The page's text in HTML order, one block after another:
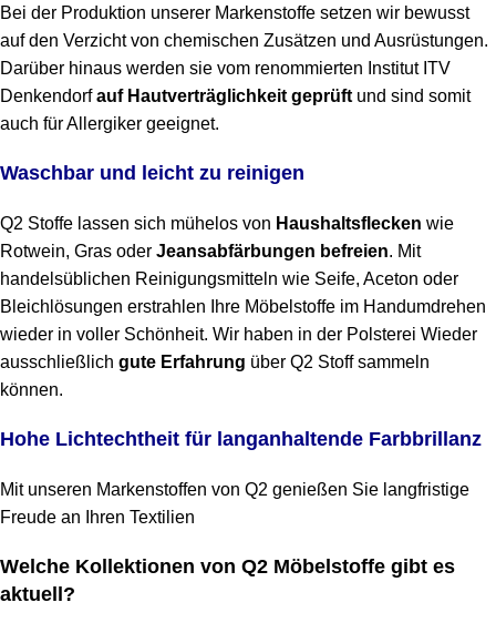
Bei der Produktion unserer Markenstoffe setzen wir bewusst
auf den Verzicht von chemischen Zusätzen und Ausrüstungen.
Darüber hinaus werden sie vom renommierten Institut ITV
Denkendorfauf Hautverträglichkeit geprüft und sind somit
auch für Allergiker geeignet.
Waschbar und leicht zu reinigen
Q2 Stoffe lassen sich mühelos von Haushaltsflecken wie
Rotwein, Gras oder Jeansabfärbungen befreien. Mit
handelsüblichen Reinigungsmitteln wie Seife, Aceton oder
Bleichlösungen erstrahlen Ihre Möbelstoffe im Handumdrehen
wieder in voller Schönheit. Wir haben in der Polsterei Wieder
ausschließlich gute Erfahrung über Q2 Stoff sammeln
können.
Hohe Lichtechtheit für langanhaltende Farbbrillanz
Mit unseren Markenstoffen von Q2 genießen Sie langfristige
Freude an Ihren Textilien
Welche Kollektionen von Q2 Möbelstoffe gibt es
aktuell?